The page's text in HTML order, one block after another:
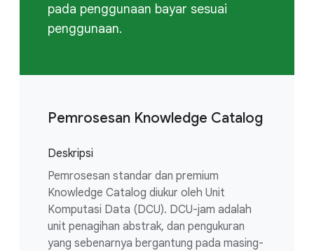
pada penggunaan bayar sesuai
penggunaan.
Pemrosesan Knowledge Catalog
Deskripsi
Pemrosesan standar dan premium
Knowledge Catalog diukur oleh Unit
Komputasi Data (DCU). DCU-jam adalah
unit penagihan abstrak, dan pengukuran
yang sebenarnya bergantung pada masing-